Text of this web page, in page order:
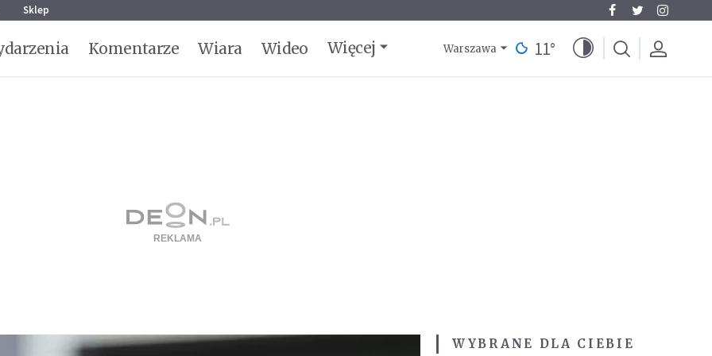
Sklep
Komentarze Wiara Wideo Więcej Warszawa 11°
WYBRANE DLA CIEBIE